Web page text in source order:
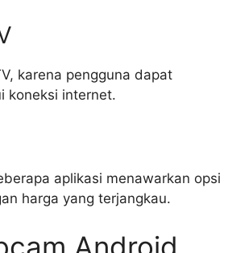
karena pengguna dapat
koneksi internet.
aplikasi menawarkan opsi
harga yang terjangkau.